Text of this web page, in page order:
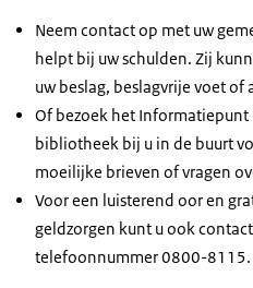
Neem contact op met uw
helpt bij uw schulden. Zij
uw beslag, beslagvrije voet of
Of bezoek het Informatiepunt
bibliotheek bij u in de buurt
moeilijke brieven of vragen
Voor een luisterend oor en
geldzorgen kunt u ook
telefoonnummer 0800-8115.